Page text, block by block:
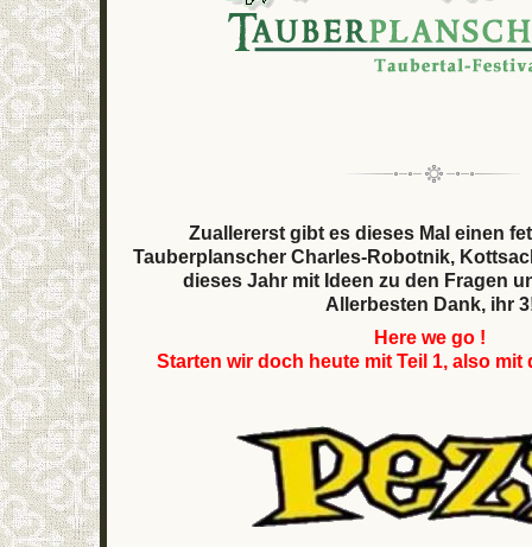
Zuallererst gibt es dieses Mal einen
Tauberplanscher Charles-Robotnik,
dieses Jahr mit Ideen zu den Fragen
Allerbesten Dank, ihr
Here we go !
Starten wir doch heute mit Teil 1, also mit